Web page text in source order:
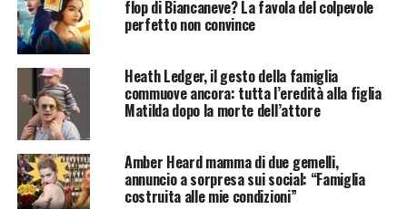
flop di Biancaneve? La favola del colpevole
perfetto non convince
Heath Ledger, il gesto della famiglia
commuove ancora: tutta l’eredità alla figlia
Matilda dopo la morte dell’attore
Amber Heard mamma di due gemelli,
annuncio a sorpresa sui social: “Famiglia
costruita alle mie condizioni”